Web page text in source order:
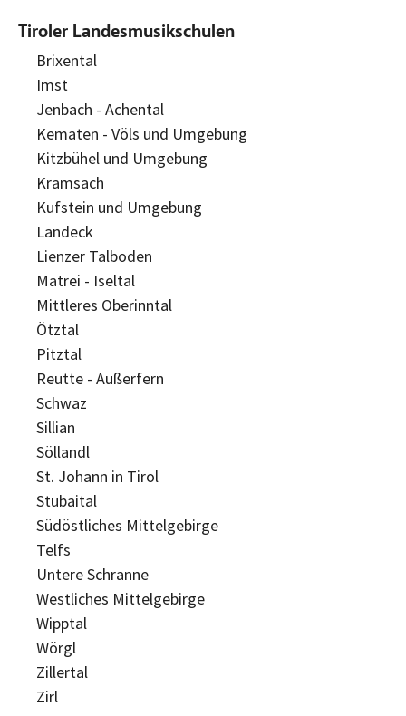
Tiroler Landesmusikschulen
Brixental
Imst
Jenbach - Achental
Kematen - Völs und Umgebung
Kitzbühel und Umgebung
Kramsach
Kufstein und Umgebung
Landeck
Lienzer Talboden
Matrei - Iseltal
Mittleres Oberinntal
Ötztal
Pitztal
Reutte - Außerfern
Schwaz
Sillian
Söllandl
St. Johann in Tirol
Stubaital
Südöstliches Mittelgebirge
Telfs
Untere Schranne
Westliches Mittelgebirge
Wipptal
Wörgl
Zillertal
Zirl